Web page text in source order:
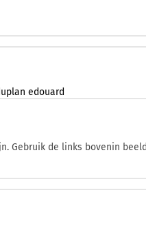
edouard
Gebruik de links bovenin